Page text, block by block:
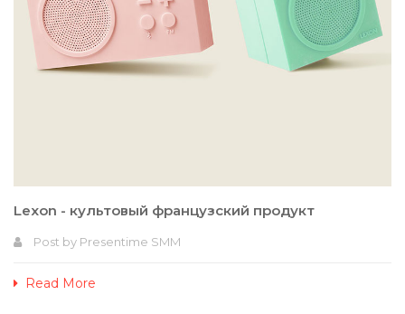
Lexon - культовый французский продукт
Post by Presentime SMM
Read More